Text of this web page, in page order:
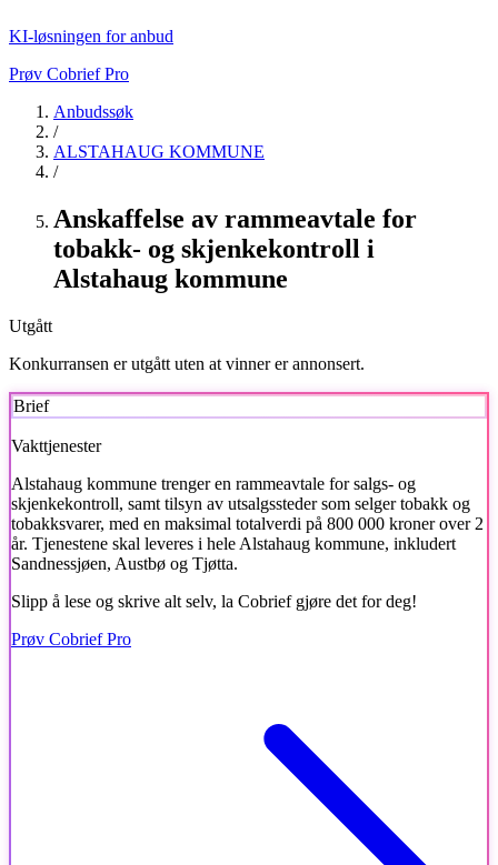
KI-løsningen for anbud
Prøv Cobrief Pro
Anbudssøk
/
ALSTAHAUG KOMMUNE
/
Anskaffelse av rammeavtale for
tobakk- og skjenkekontroll i
Alstahaug kommune
Utgått
Konkurransen er utgått uten at vinner er annonsert.
Brief
Vakttjenester
Alstahaug kommune trenger en rammeavtale for salgs- og
skjenkekontroll, samt tilsyn av utsalgssteder som selger tobakk og
tobakksvarer, med en maksimal totalverdi på 800 000 kroner over 2
år. Tjenestene skal leveres i hele Alstahaug kommune, inkludert
Sandnessjøen, Austbø og Tjøtta.
Slipp å lese og skrive alt selv, la Cobrief gjøre det for deg!
Prøv Cobrief Pro